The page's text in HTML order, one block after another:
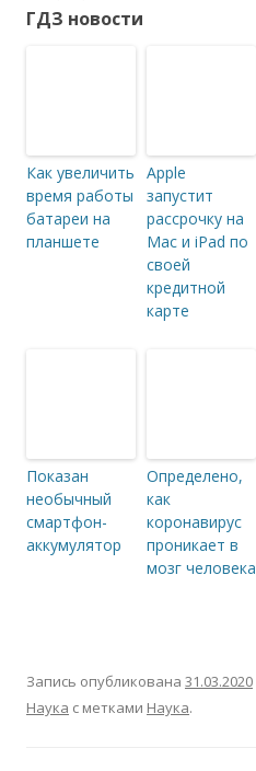
ГДЗ новости
Как увеличить
время работы
батареи на
планшете
Apple
запустит
рассрочку на
Mac и iPad по
своей
кредитной
карте
Показан
необычный
смартфон-
аккумулятор
Определено,
как
коронавирус
проникает в
мозг человека
Запись опубликована 31.03.2020
Наука с метками Наука.